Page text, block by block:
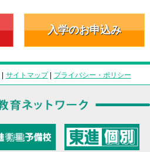
入学のお申込み
| サイトマップ| プライバシー・ポリシー